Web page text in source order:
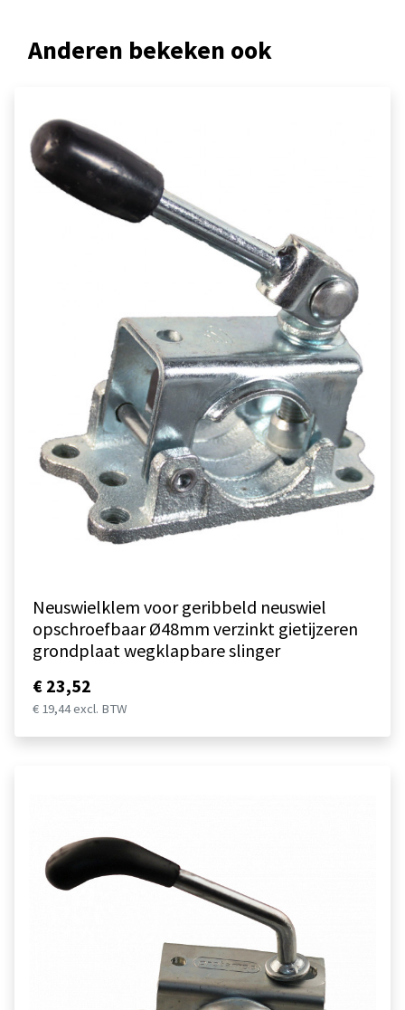
Anderen bekeken ook
Neuswielklem voor geribbeld neuswiel
opschroefbaar Ø48mm verzinkt gietijzeren
grondplaat wegklapbare slinger
€ 23,52
€ 19,44 excl. BTW